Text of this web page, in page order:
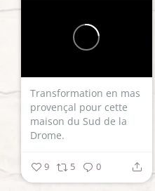
Transformation en mas
provençal pour cette
maison du Sud de la
Drome.
9 5 0